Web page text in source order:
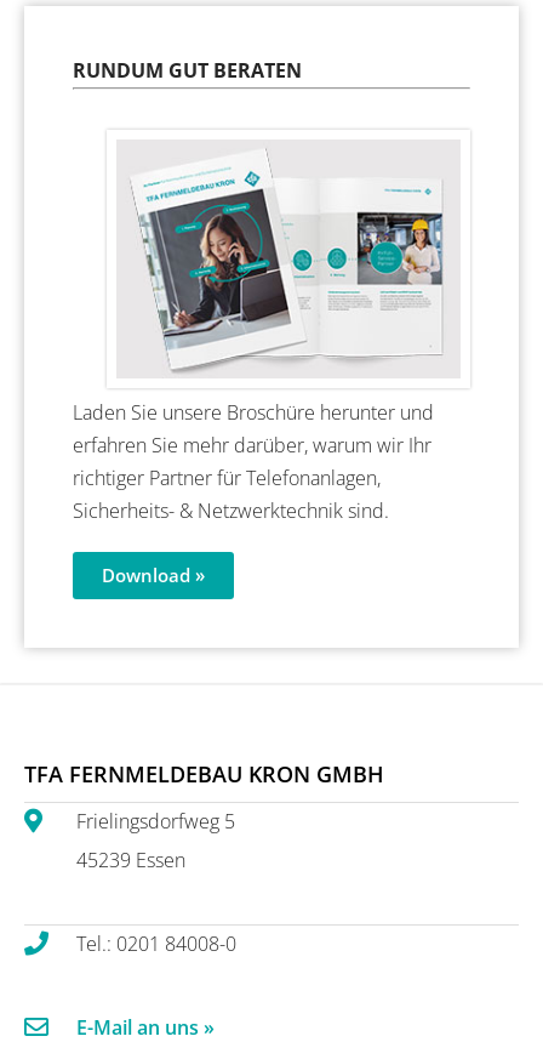
RUNDUM GUT BERATEN
Laden Sie unsere Broschüre herunter und
erfahren Sie mehr darüber, warum wir Ihr
richtiger Partner für Telefonanlagen,
Sicherheits- & Netzwerktechnik sind.
Download »
TFA FERNMELDEBAU KRON GMBH
Frielingsdorfweg 5
45239 Essen
Tel.: 0201 84008-0
E-Mail an uns »